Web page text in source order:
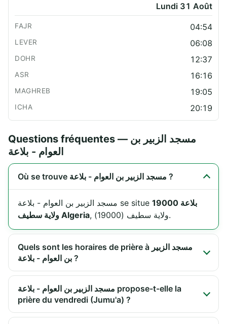
Lundi 31 Août
04:54
06:08
12:37
16:16
19:05
20:19
Questions fréquentes — مسجد الزبير بن
العوام - بلاعة
Où se trouve مسجد الزبير بن العوام - بلاعة ?
مسجد الزبير بن العوام - بلاعة se situe بلاعة 19000
ولاية سطيف Algeria
, ولاية سطيف (19000).
Quels sont les horaires de prière à مسجد الزبير
بن العوام - بلاعة ?
مسجد الزبير بن العوام - بلاعة propose-t-elle la
prière du vendredi (Jumu'a) ?